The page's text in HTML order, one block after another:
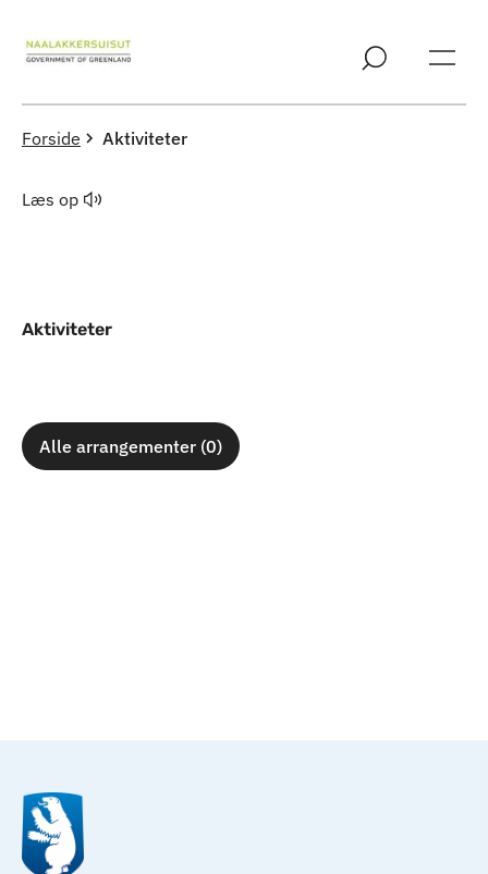
Forside Aktiviteter
Læs op
Aktiviteter
Alle arrangementer (0)